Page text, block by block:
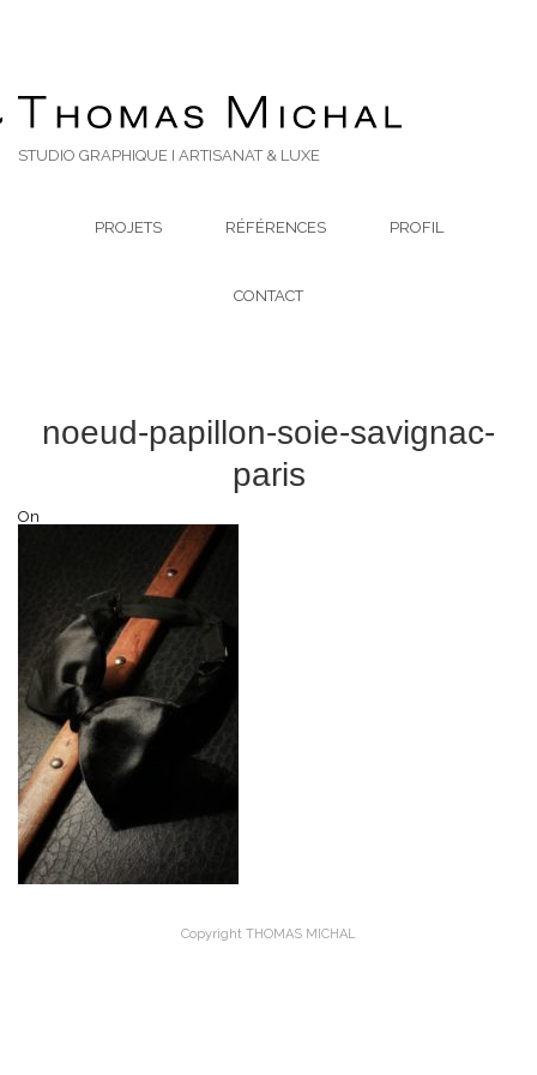
STUDIO GRAPHIQUE I ARTISANAT & LUXE
PROJETS RÉFÉRENCES PROFIL
CONTACT
noeud-papillon-soie-savignac-
paris
On
Copyright THOMAS MICHAL